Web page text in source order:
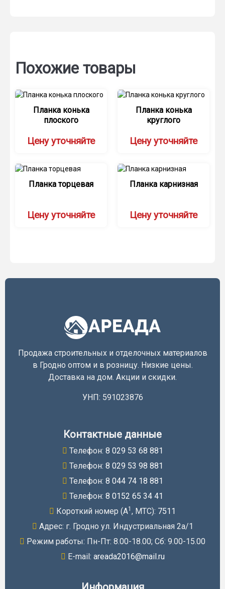
Похожие товары
Планка конька
плоского
Цену уточняйте
Планка конька
круглого
Цену уточняйте
Планка торцевая
Цену уточняйте
Планка карнизная
Цену уточняйте
Продажа строительных и отделочных материалов
в Гродно оптом и в розницу. Низкие цены.
Доставка на дом. Акции и скидки.
УНП: 591023876
Контактные данные
Телефон: 8 029 53 68 881
Телефон: 8 029 53 98 881
Телефон: 8 044 74 18 881
Телефон: 8 0152 65 34 41
Короткий номер (A1 , МТС): 7511
Адрес: г. Гродно ул. Индустриальная 2а/1
Режим работы: Пн-Пт: 8.00-18.00; Cб: 9.00-15.00
E-mail: areada2016@mail.ru